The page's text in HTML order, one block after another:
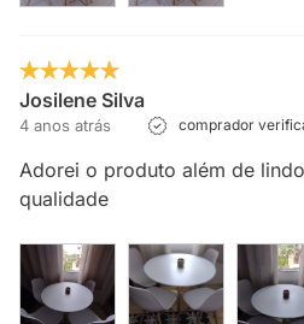
Josilene Silva
4 anos atrás comprador
Adorei o produto além de
qualidade